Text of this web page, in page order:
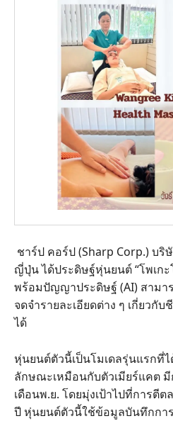
ชาร์ป คอร์ป (Sharp Corp.) บริ
ญี่ปุ่น ได้ประดิษฐ์หุ่นยนต์ “โพเก
พร้อมปัญญาประดิษฐ์ (AI) สามา
จดจำรายละเอียดต่าง ๆ เกี่ยวกั
ได้
หุ่นยนต์ตัวนี้เป็นโมเดลรุ่นแรกที่
ลักษณะเหมือนกับตัวเมียร์แคต
เดือนพ.ย. โดยมุ่งเป้าไปที่การตี
ปี หุ่นยนต์ตัวนี้ใช้ข้อมูลบันทึกกา